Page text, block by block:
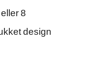
8
design